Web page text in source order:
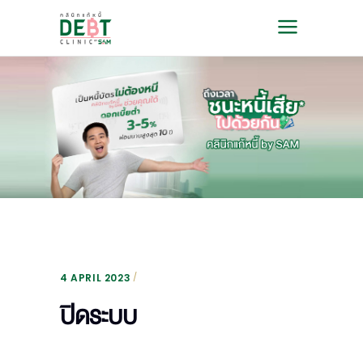
4 APRIL 2023
ปิดระบบ